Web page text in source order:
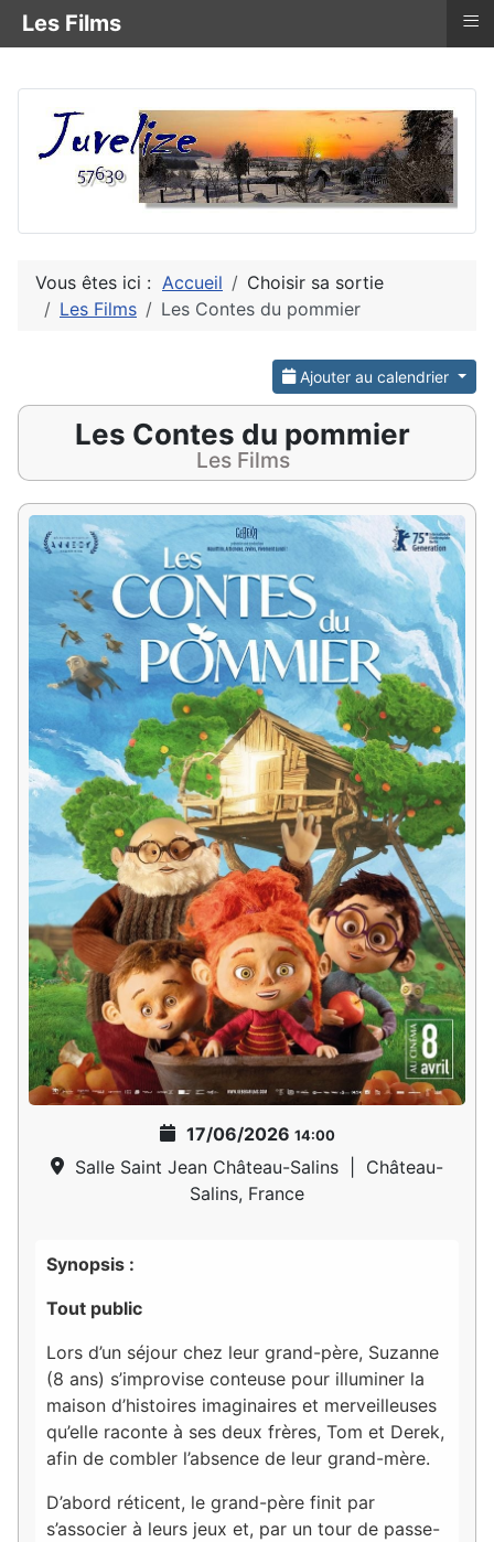
Vous êtes ici : Accueil
Choisir sa sortie
Les Films
Les Contes du pommier
Ajouter au calendrier
Les Contes du pommier
Les Films
17/06/2026 14:00
Salle Saint Jean Château-Salins
Château-
Salins, France
Synopsis :
Tout public
Lors d’un séjour chez leur grand-père, Suzanne
(8 ans) s’improvise conteuse pour illuminer la
maison d’histoires imaginaires et merveilleuses
qu’elle raconte à ses deux frères, Tom et Derek,
afin de combler l’absence de leur grand-mère.
D’abord réticent, le grand-père finit par
s’associer à leurs jeux et, par un tour de passe-
Les Films ≡